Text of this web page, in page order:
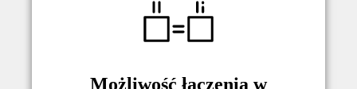
Możliwość łączenia w
Możliwość połączenia kilku